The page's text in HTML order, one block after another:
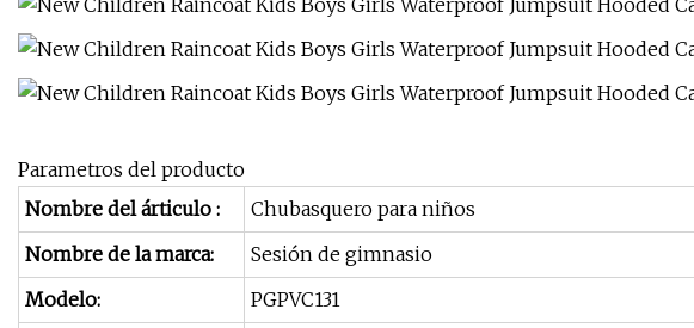
Parametros del producto
Nombre del árticulo :
Chubasquero para niños
Nombre de la marca:
Sesión de gimnasio
Modelo:
PGPVC131